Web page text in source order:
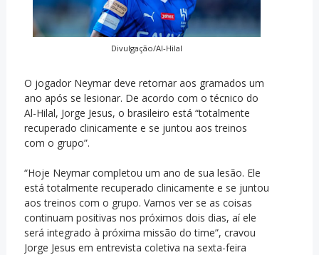
Divulgação/Al-Hilal
O jogador Neymar deve retornar aos gramados um
ano após se lesionar. De acordo com o técnico do
Al-Hilal, Jorge Jesus, o brasileiro está “totalmente
recuperado clinicamente e se juntou aos treinos
com o grupo”.
“Hoje Neymar completou um ano de sua lesão. Ele
está totalmente recuperado clinicamente e se juntou
aos treinos com o grupo. Vamos ver se as coisas
continuam positivas nos próximos dois dias, aí ele
será integrado à próxima missão do time”, cravou
Jorge Jesus em entrevista coletiva na sexta-feira